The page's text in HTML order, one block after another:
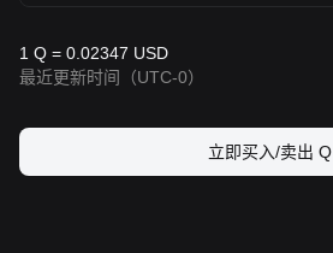
1 Q = 0.02347 USD
最近更新时间
（UTC-0）
立即买入/卖出 Q